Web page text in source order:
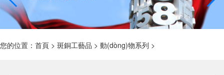
您的位置： 首頁 > 斑銅工藝品 > 動(dòng)物系列 >